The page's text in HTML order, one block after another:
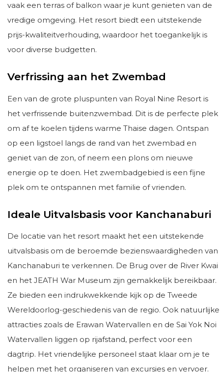
vaak een terras of balkon waar je kunt genieten van de
vredige omgeving. Het resort biedt een uitstekende
prijs-kwaliteitverhouding, waardoor het toegankelijk is
voor diverse budgetten.
Verfrissing aan het Zwembad
Een van de grote pluspunten van Royal Nine Resort is
het verfrissende buitenzwembad. Dit is de perfecte plek
om af te koelen tijdens warme Thaise dagen. Ontspan
op een ligstoel langs de rand van het zwembad en
geniet van de zon, of neem een plons om nieuwe
energie op te doen. Het zwembadgebied is een fijne
plek om te ontspannen met familie of vrienden.
Ideale Uitvalsbasis voor Kanchanaburi
De locatie van het resort maakt het een uitstekende
uitvalsbasis om de beroemde bezienswaardigheden van
Kanchanaburi te verkennen. De Brug over de River Kwai
en het JEATH War Museum zijn gemakkelijk bereikbaar.
Ze bieden een indrukwekkende kijk op de Tweede
Wereldoorlog-geschiedenis van de regio. Ook natuurlijke
attracties zoals de Erawan Watervallen en de Sai Yok Noi
Watervallen liggen op rijafstand, perfect voor een
dagtrip. Het vriendelijke personeel staat klaar om je te
helpen met het organiseren van excursies en vervoer.